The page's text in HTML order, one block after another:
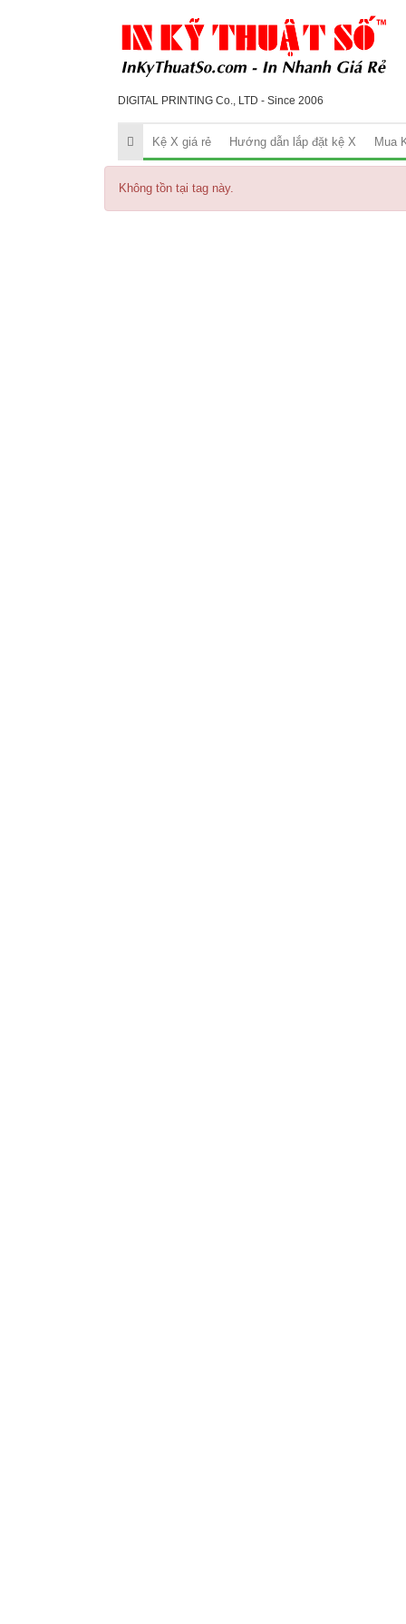
DIGITAL PRINTING Co., LTD - Since 2006
Kệ X giá rẻ Hướng dẫn lắp đặt kệ X Mua
Không tồn tại tag này.